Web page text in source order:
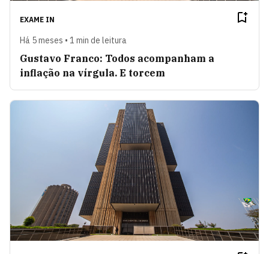
EXAME IN
Há 5 meses • 1 min de leitura
Gustavo Franco: Todos acompanham a
inflação na vírgula. E torcem